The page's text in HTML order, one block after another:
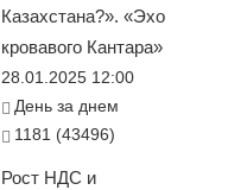
Казахстана?». «Эхо
кровавого Кантара»
28.01.2025 12:00
День за днем
1181 (43496)
Рост НДС и